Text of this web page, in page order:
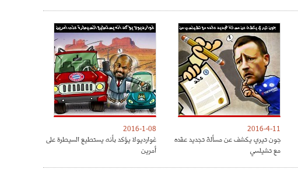
2016-4-11
جون تيري يكشف عن مسألة تجديد عقده
مع تشيلسي
2016-1-08
غوارديولا يؤكد بأنه يستطيع السيطرة على
أمرين